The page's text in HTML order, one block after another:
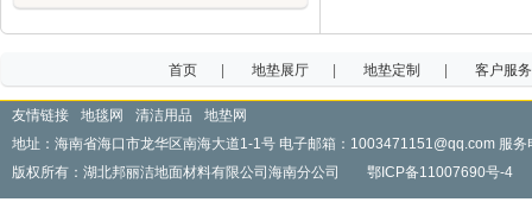
首页 地垫展厅 地垫定制 客户服务
友情链接 地毯网 清洁用品
地垫网
地址：海南省海口市龙华区南海大道1-1号 电子邮箱：1003471151@qq.com 服
版权所有：湖北邦丽洁地面材料有限公司海南分公司
鄂ICP备11007690号-4